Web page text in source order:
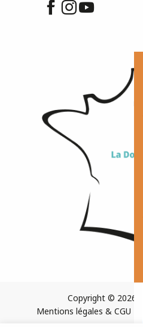
Copyright © 2026
Mentions légales & CGU